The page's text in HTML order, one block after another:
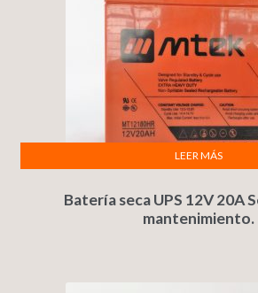
Batería seca UPS 12V 20A
mantenimiento.
LEER MÁS